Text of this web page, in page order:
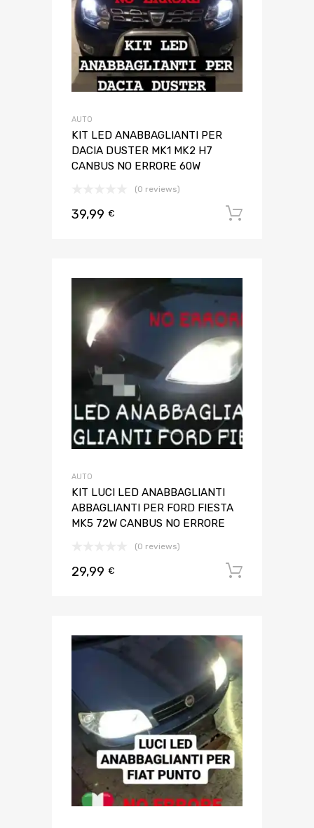
AUTO
KIT LED ANABBAGLIANTI PER
DACIA DUSTER MK1 MK2 H7
CANBUS NO ERRORE 60W
(0 reviews)
39,99 €
AUTO
KIT LUCI LED ANABBAGLIANTI
ABBAGLIANTI PER FORD FIESTA
MK5 72W CANBUS NO ERRORE
(0 reviews)
29,99 €